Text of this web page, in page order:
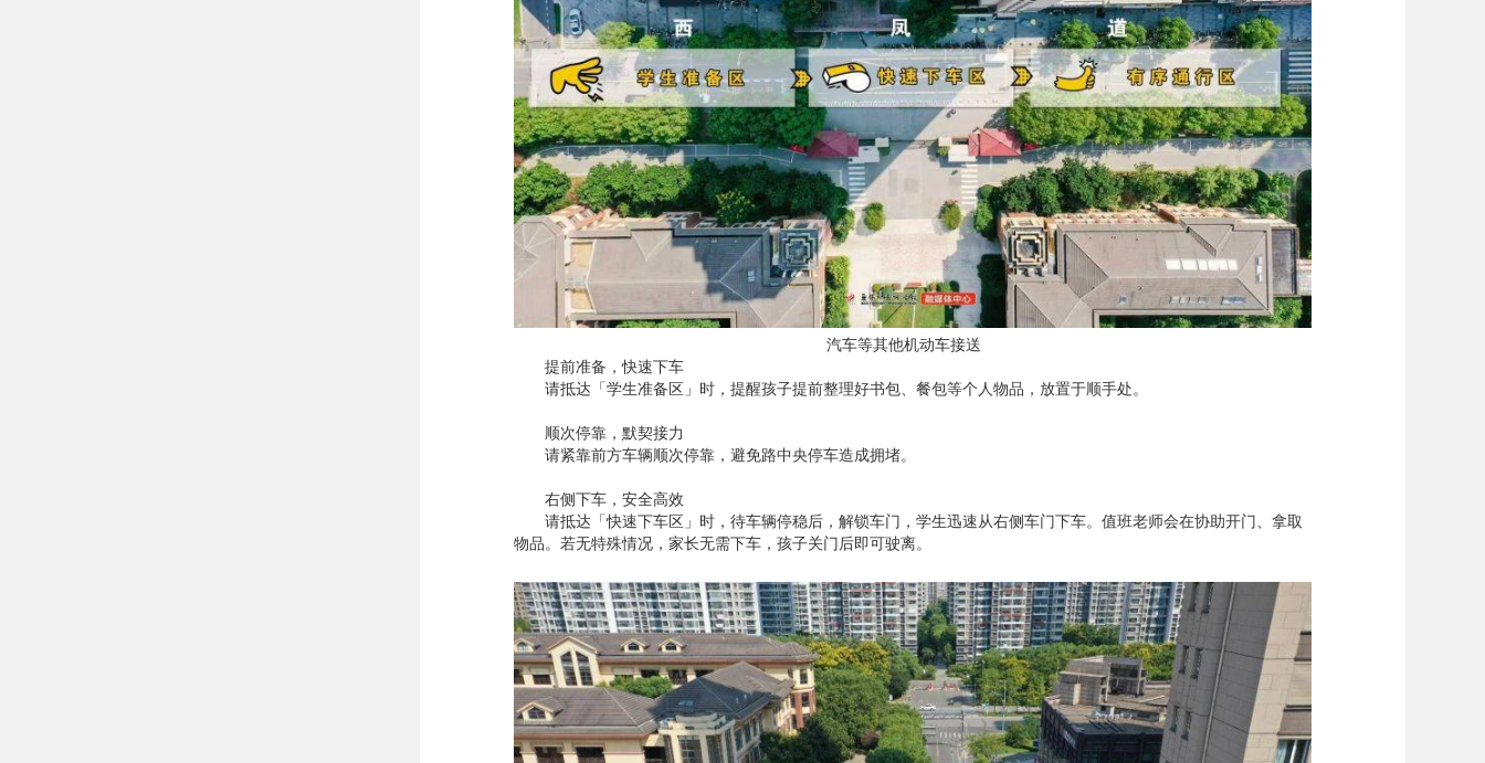
汽车等其他机动车接送
提前准备，快速下车
请抵达「学生准备区」时，提醒孩子提前整理好书包、餐包等个人物品，放置于顺手处。
顺次停靠，默契接力
请紧靠前方车辆顺次停靠，避免路中央停车造成拥堵。
右侧下车，安全高效
请抵达「快速下车区」时，待车辆停稳后，解锁车门，学生迅速从右侧车门下车。值班老师会在协助开门、拿取
物品。若无特殊情况，家长无需下车，孩子关门后即可驶离。